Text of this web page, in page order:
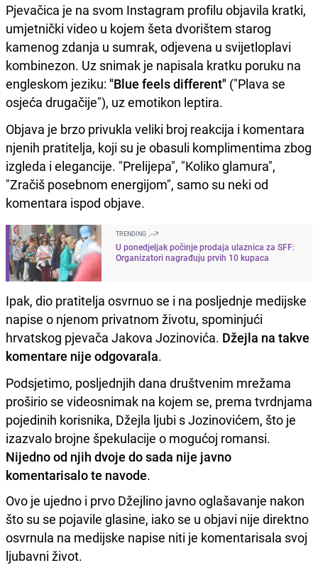
Pjevačica je na svom Instagram profilu objavila kratki,
umjetnički video u kojem šeta dvorištem starog
kamenog zdanja u sumrak, odjevena u svijetloplavi
kombinezon. Uz snimak je napisala kratku poruku na
engleskom jeziku: "Blue feels different" ("Plava se
osjeća drugačije"), uz emotikon leptira.
Objava je brzo privukla veliki broj reakcija i komentara
njenih pratitelja, koji su je obasuli komplimentima zbog
izgleda i elegancije. "Prelijepa", "Koliko glamura",
"Zračiš posebnom energijom", samo su neki od
komentara ispod objave.
TRENDING
U ponedjeljak počinje prodaja ulaznica za SFF:
Organizatori nagrađuju prvih 10 kupaca
Ipak, dio pratitelja osvrnuo se i na posljednje medijske
napise o njenom privatnom životu, spominjući
hrvatskog pjevača Jakova Jozinovića. Džejla na takve
komentare nije odgovarala.
Podsjetimo, posljednjih dana društvenim mrežama
proširio se videosnimak na kojem se, prema tvrdnjama
pojedinih korisnika, Džejla ljubi s Jozinovićem, što je
izazvalo brojne špekulacije o mogućoj romansi.
Nijedno od njih dvoje do sada nije javno
komentarisalo te navode.
Ovo je ujedno i prvo Džejlino javno oglašavanje nakon
što su se pojavile glasine, iako se u objavi nije direktno
osvrnula na medijske napise niti je komentarisala svoj
ljubavni život.